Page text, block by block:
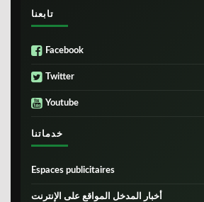
تابعنا
Facebook
Twitter
Youtube
خدماتنا
Espaces publicitaires
أخبار المدخل المواقع على الإنترنت